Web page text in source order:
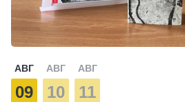
АВГ
09
АВГ
10
АВГ
11